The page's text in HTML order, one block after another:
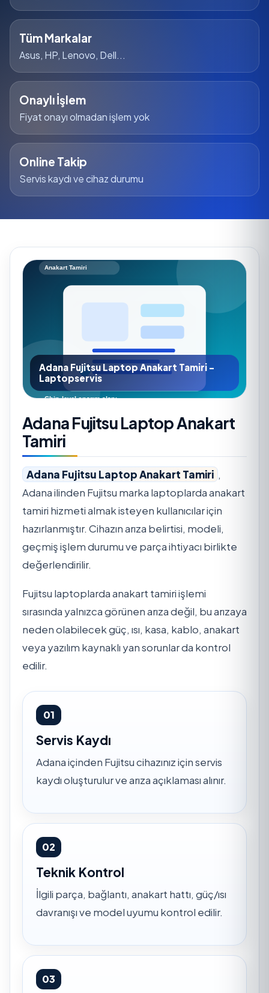
Tüm Markalar
Asus, HP, Lenovo, Dell...
Onaylı İşlem
Fiyat onayı olmadan işlem yok
Online Takip
Servis kaydı ve cihaz durumu
Adana Fujitsu Laptop Anakart Tamiri -
Laptopservis
Adana Fujitsu Laptop Anakart
Tamiri
Adana Fujitsu Laptop Anakart Tamiri ,
Adana ilinden Fujitsu marka laptoplarda anakart
tamiri hizmeti almak isteyen kullanıcılar için
hazırlanmıştır. Cihazın arıza belirtisi, modeli,
geçmiş işlem durumu ve parça ihtiyacı birlikte
değerlendirilir.
Fujitsu laptoplarda anakart tamiri işlemi
sırasında yalnızca görünen arıza değil, bu arızaya
neden olabilecek güç, ısı, kasa, kablo, anakart
veya yazılım kaynaklı yan sorunlar da kontrol
edilir.
01
Servis Kaydı
Adana içinden Fujitsu cihazınız için servis
kaydı oluşturulur ve arıza açıklaması alınır.
02
Teknik Kontrol
İlgili parça, bağlantı, anakart hattı, güç/ısı
davranışı ve model uyumu kontrol edilir.
03